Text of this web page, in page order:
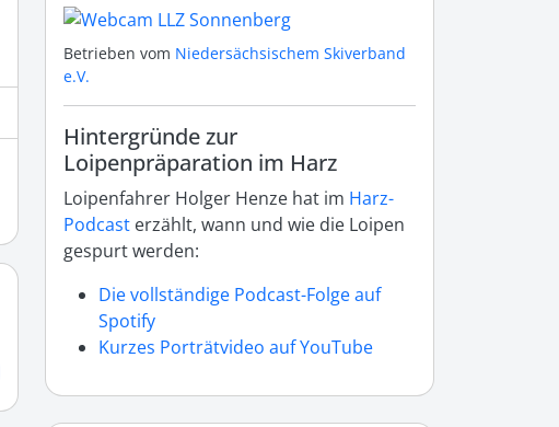
Betrieben vom Niedersächsischem Skiverband
e.V.
Hintergründe zur
Loipenpräparation im Harz
Loipenfahrer Holger Henze hat im Harz-
Podcast erzählt, wann und wie die Loipen
gespurt werden:
Die vollständige Podcast-Folge auf
Spotify
Kurzes Porträtvideo auf YouTube